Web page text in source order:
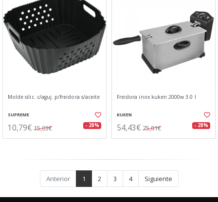
Molde silic. c/aguj. p/freidora s/aceite
SUPREME
10,79€ 15,03€ - 28%
Freidora inox kuken 2000w 3.0 l
KUKEN
54,43€ 75,81€ - 28%
Anterior 1 2 3 4 Siguiente